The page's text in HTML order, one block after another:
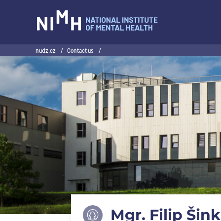
nudz.cz / Contact us /
Mgr. Filip